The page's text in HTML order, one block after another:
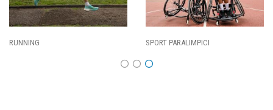
SPORT PARALIMPICI